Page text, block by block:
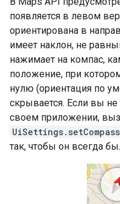
появляется в левом
ориентирована в
имеет наклон, не
нажимает на компас,
положение, при
нулю (ориентация по
скрывается. Если вы
своем приложении,
так, чтобы он всегда